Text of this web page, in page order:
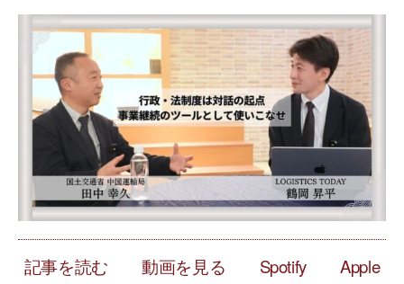
記事を読む 動画を見る Spotify Apple